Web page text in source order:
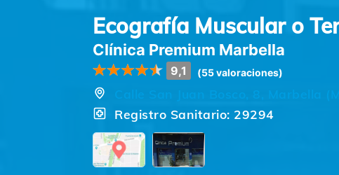
Ecografía Muscular o
Clínica Premium Marbella
9,1 (55 valoraciones)
Registro Sanitario: 29294